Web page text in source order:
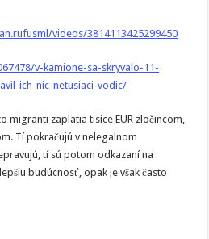
videos/3814113425299450
v-kamione-sa-skryvalo-11-
ich-nic-netusiaci-vodic/
migranti zaplatia tisíce EUR zločincom,
Tí pokračujú v nelegalnom
tí sú potom odkazaní na
budúcnosť, opak je však často